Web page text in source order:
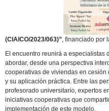
(CIAICO/2023/063)”, financiado por
El encuentro reunirá a especialistas
abordar, desde una perspectiva
cooperativas de viviendas en
y su aplicación práctica. Entre las
profesorado universitario, expertos
iniciativas cooperativas que
implementación de este modelo.